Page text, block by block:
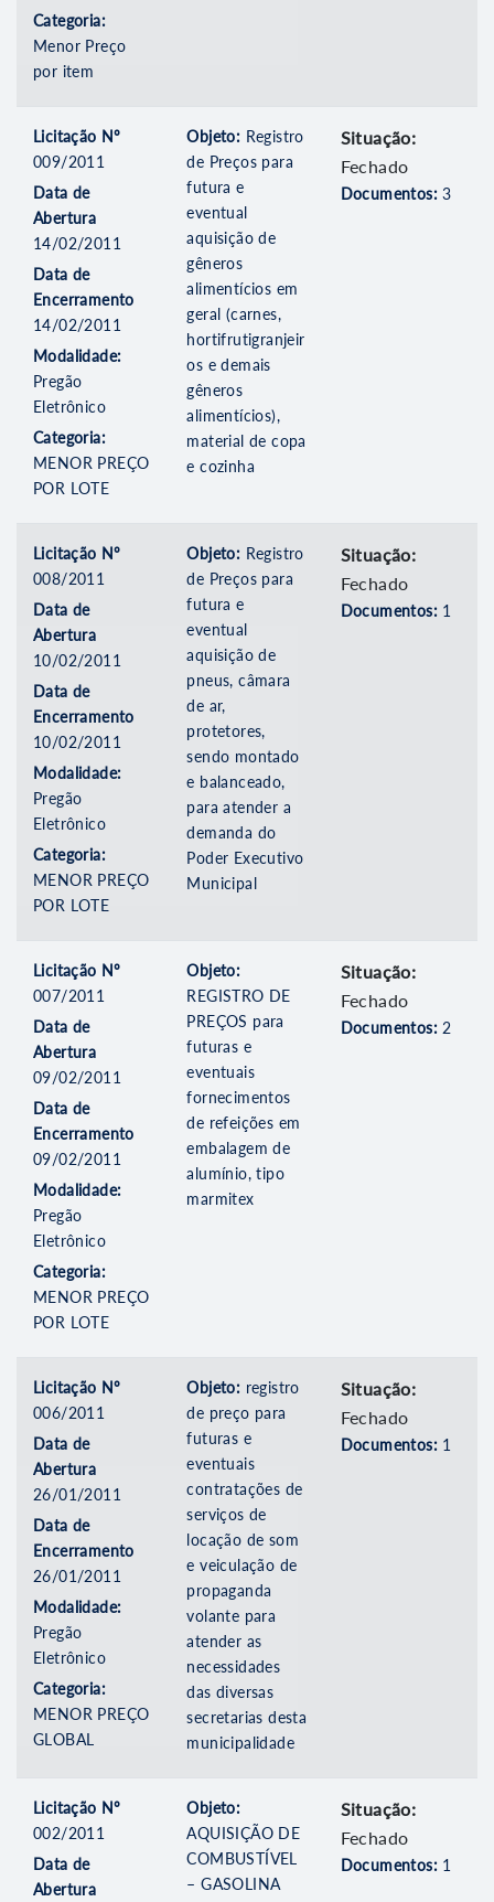
Categoria:
Menor Preço
por item
Licitação Nº
009/2011
Data de
Abertura
14/02/2011
Data de
Encerramento
14/02/2011
Modalidade:
Pregão
Eletrônico
Categoria:
MENOR PREÇO
POR LOTE
Objeto: Registro
de Preços para
futura e
eventual
aquisição de
gêneros
alimentícios em
geral (carnes,
hortifrutigranjeir
os e demais
gêneros
alimentícios),
material de copa
e cozinha
Situação:
Fechado
Documentos:3
Licitação Nº
008/2011
Data de
Abertura
10/02/2011
Data de
Encerramento
10/02/2011
Modalidade:
Pregão
Eletrônico
Categoria:
MENOR PREÇO
POR LOTE
Objeto: Registro
de Preços para
futura e
eventual
aquisição de
pneus, câmara
de ar,
protetores,
sendo montado
e balanceado,
para atender a
demanda do
Poder Executivo
Municipal
Situação:
Fechado
Documentos: 1
Licitação Nº
007/2011
Data de
Abertura
09/02/2011
Data de
Encerramento
09/02/2011
Modalidade:
Pregão
Eletrônico
Categoria:
MENOR PREÇO
POR LOTE
Objeto:
REGISTRO DE
PREÇOS para
futuras e
eventuais
fornecimentos
de refeições em
embalagem de
alumínio, tipo
marmitex
Situação:
Fechado
Documentos: 2
Licitação Nº
006/2011
Data de
Abertura
26/01/2011
Data de
Encerramento
26/01/2011
Modalidade:
Pregão
Eletrônico
Categoria:
MENOR PREÇO
GLOBAL
Objeto: registro
de preço para
futuras e
eventuais
contratações de
serviços de
locação de som
e veiculação de
propaganda
volante para
atender as
necessidades
das diversas
secretarias desta
municipalidade
Situação:
Fechado
Documentos: 1
Licitação Nº
002/2011
Data de
Abertura
Objeto:
AQUISIÇÃO DE
COMBUSTÍVEL
– GASOLINA
Situação:
Fechado
Documentos: 1